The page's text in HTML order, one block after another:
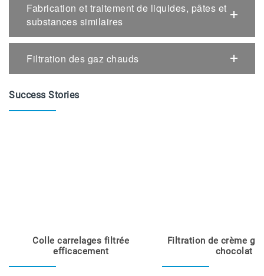
Fabrication et traitement de liquides, pâtes et
substances similaires
Filtration des gaz chauds
Success Stories
Colle carrelages filtrée
efficacement
Filtration de crème
chocolat